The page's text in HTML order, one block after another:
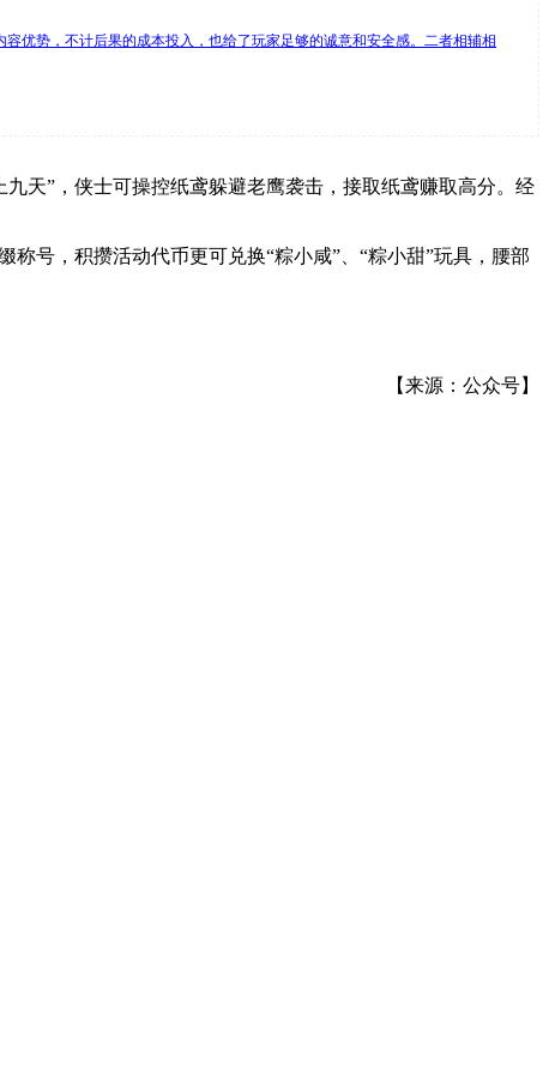
优势，不计后果的成本投入，也给了玩家足够的诚意和安全感。二者相辅相
天”，侠士可操控纸鸢躲避老鹰袭击，接取纸鸢赚取高分。经
号，积攒活动代币更可兑换“粽小咸”、“粽小甜”玩具，腰部
【来源：公众号】